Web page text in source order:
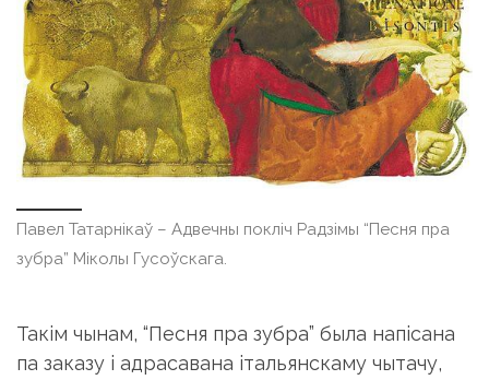
Павел Татарнікаў – Адвечны покліч Радзімы “Песня пра
зубра” Мiколы Гусоўскага.
Такiм чынам, “Песня пра зубра” была напiсана
па заказу i адрасавана iтальянскаму чытачу,